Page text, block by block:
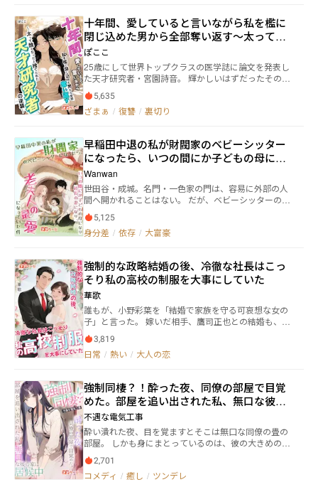
女の手首を強くつかみ――何も言わず、ただ一枚の紙切れ
をその手のひらに押し込み、振り返らずに走り去っ
た。 その紙切れはコートのポケットの中で、丸三か月
ものあいだ眠り続けていた。 「逃げて。毎日飲ませて
いるのはサプリメントじゃないから」 その一行を読ん
だ日から、綾芽の「平凡な結婚生活」は音を立てて、
少しずつ崩れ始める。
十年間、愛していると言いながら私を檻に
閉じ込めた男から全部奪い返す～太って醜
くなったと捨てられた天才研究者の逆襲～
ぽここ
25歳にして世界トップクラスの医学誌に論文を発表し
た天才研究者・宮園詩音。 輝かしいはずだったその未
来は、ある男によって10年もの間、奪われていた。 医
療財閥の後継者・長門悠利は、「愛している」と囁き
ながら詩音を東京の豪邸に監禁する。 薬物で記憶を奪
「太ったな。醜くなった。出て行け」 捨てられた詩音
を待っていたのは、さらに残酷な現実だった――婚約者は
すでに別の女性と家庭を築き、彼女を探し続けていた
両親も、すでにこの世を去っていた。 涙はいらない。
同情もいらない。 68キロの身体を引きずりながら、胸
に10年分の怒りを燃やし、彼女は再び研究室へと戻
る。 奪われた時間、壊された人生、無念のまま逝った
家族――そのすべての代償を、長門悠利に必ず支払わせる
ために。
5,635
ざまぁ / 復讐 / 裏切り
早稲田中退の私が財閥家のベビーシッター
になったら、いつの間にか子どもの母にな
り社長の妻になり、老夫人の最愛になって
いた件
Wanwan
世田谷・成城。名門・一色家の門は、容易に外部の人
間へ開かれることはない。 だが、ベビーシッターの川
島澪だけは例外だった――資質を買われたからではない。
夜泣きの止まぬ赤子が、彼女の腕に抱かれたときだ
け、嘘のように静まったからだ。 最初にその存在に目
っと枕元へ置いた。 次に声を上げたのは、社長の母・
一色静。 「十年ぶりに、朝まで眠れました。あの子の
提案を取り入れてからです」 公の場で、はっきりとそ
う告げた。 三番目は五歳の朔。 彼が初めて「パパ」と
口にしたのは、澪が考えた遊びの最中だった。 最後に
名を呼んだのは、三代目社長・冬真。 誰もいない庭
で、初めて敬語を外し、まっすぐに彼女の名を呼ん
だ。 そして、生後三か月の陽向は、最初の日から答え
を知っていた。 彼が身を預けるのは澪の腕だけ。ほか
5,125
身分差 / 依存 / 大富豪
強制的な政略結婚の後、冷徹な社長はこっ
そり私の高校の制服を大事にしていた
華歌
誰もが、小野彩葉を「結婚で家族を守る可哀想な女の
子」と言った。 嫁いだ相手、鷹司正也との結婚も、た
だの冷たい金銭取引に過ぎないと思われていた。 とこ
ろが、週刊誌の一面に「旧恋人との密会」スキャンダ
ルが掲載され、家族の株価は暴落。両親は涙ながらに
捨てた。 夜通しで噂を流したメディアを買収し、完全
に消し去り、スキャンダルを仕掛けた元会社を資本の
力で破産させ、関係者を刑務所に送った。 記者会見
で、彼は表情ひとつ変えずに契約書を掲げ、「十年
前、彼女は私が守るべき人。十年後、彼女は私の妻
だ。これはビジネスではなく、私の誇りに関わること
だ」と公に婚約指輪を示した。 彩葉が金庫の中で見つ
けたのは、彼が十年間大事にしてきた、彼女に関する
すべての切り抜きだった。 その瞬間、彩葉は悟った─
3,819
日常 / 熱い / 大人の恋
強制同棲？！酔った夜、同僚の部屋で目覚
めた。部屋を追い出された私、無口な彼の
家に居候中！
不遇な電気工事
酔い潰れた夜、目を覚ますとそこは無口な同僚の畳の
部屋。 しかも身にまとっているのは、彼の大きめのT
シャツだけ――。 行き場を失った峯岸芽衣は、成り行きで
田中健太の家に居候することに。 朝食の味噌汁、並ん
だ歯ブラシ、浴室のボディソープ…… ひとつずつ「彼
2,701
コメディ / 癒し / ツンデレ